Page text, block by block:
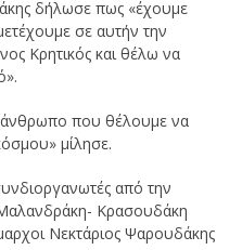
δήλωσε πως «έχουμε
σε αυτήν την
Κρητικός και θέλω να
που θέλουμε να
μίλησε.
από την
Κρασουδάκη
Νεκτάριος Ψαρουδάκης